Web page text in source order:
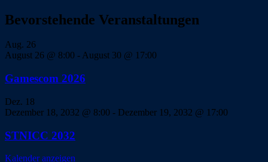
Bevorstehende Veranstaltungen
Aug. 26
August 26 @ 8:00 -August 30 @ 17:00
Gamescom 2026
Dez. 18
Dezember 18, 2032 @ 8:00 - Dezember 19, 2032 @ 17:00
STNICC 2032
Kalender anzeigen